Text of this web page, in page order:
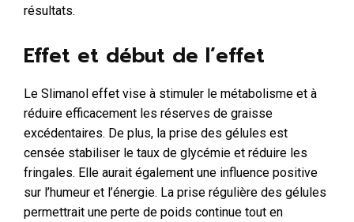
résultats.
Effet et début de l’effet
Le Slimanol effet vise à stimuler le métabolisme et à
réduire efficacement les réserves de graisse
excédentaires. De plus, la prise des gélules est
censée stabiliser le taux de glycémie et réduire les
fringales. Elle aurait également une influence positive
sur l’humeur et l’énergie. La prise régulière des gélules
permettrait une perte de poids continue tout en